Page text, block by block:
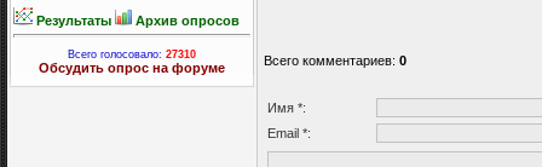
Результаты Архив опросов
Всего голосовало: 27310
Обсудить опрос на форуме
Всего комментариев: 0
Имя *:
Email *: